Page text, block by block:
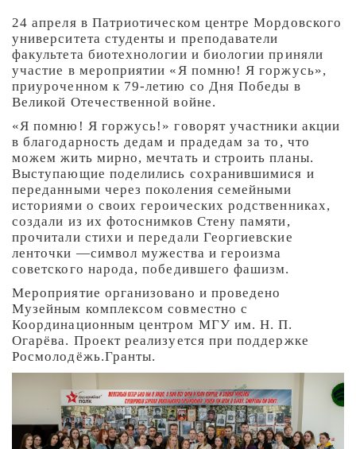
24 апреля в Патриотическом центре Мордовского
университета студенты и преподаватели
факультета биотехнологии и биологии приняли
участие в мероприятии «Я помню! Я горжусь»,
приуроченном к 79-летию со Дня Победы в
Великой Отечественной войне.
«Я помню! Я горжусь!» говорят участники акции
в благодарность дедам и прадедам за то, что
можем жить мирно, мечтать и строить планы.
Выступающие поделились сохранившимися и
переданными через поколения семейными
историями о своих героических родственниках,
создали из их фотоснимков Стену памяти,
прочитали стихи и передали Георгиевские
ленточки —символ мужества и героизма
советского народа, победившего фашизм.
Мероприятие организовано и проведено
Музейным комплексом совместно с
Координационным центром МГУ им. Н. П.
Огарёва. Проект реализуется при поддержке
Росмолодёжь.Гранты.